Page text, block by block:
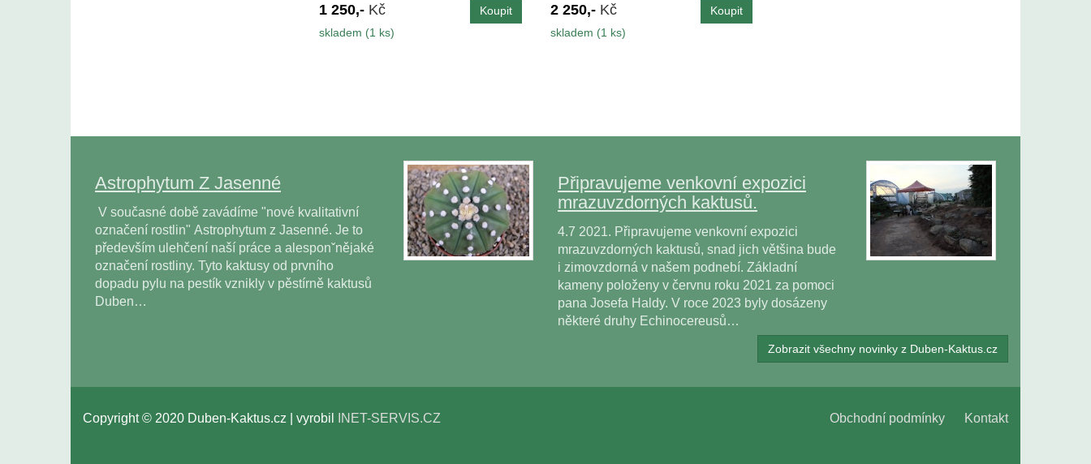
1 250,- Kč
skladem (1 ks)
2 250,- Kč
skladem (1 ks)
Astrophytum Z Jasenné
V současné době zavádíme "nové kvalitativní
označení rostlin" Astrophytum z Jasenné. Je to
především ulehčení naší práce a alesponˇnějaké
označení rostliny. Tyto kaktusy od prvního
dopadu pylu na pestík vznikly v pěstírně kaktusů
Duben…
Připravujeme venkovní expozici
mrazuvzdorných kaktusů.
4.7 2021. Připravujeme venkovní expozici
mrazuvzdorných kaktusů, snad jich většina bude
i zimovzdorná v našem podnebí. Základní
kameny položeny v červnu roku 2021 za pomoci
pana Josefa Haldy. V roce 2023 byly dosázeny
některé druhy Echinocereusů…
Zobrazit všechny novinky z Duben-Kaktus.cz
Obchodní podmínky Kontakt
Copyright © 2020 Duben-Kaktus.cz | vyrobil INET-SERVIS.CZ